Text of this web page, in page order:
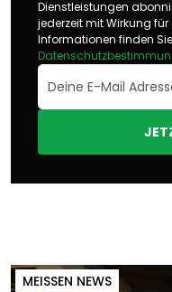
Dienstleistungen
jederzeit mit Wirkung
Informationen finden
MEISSEN NEWS